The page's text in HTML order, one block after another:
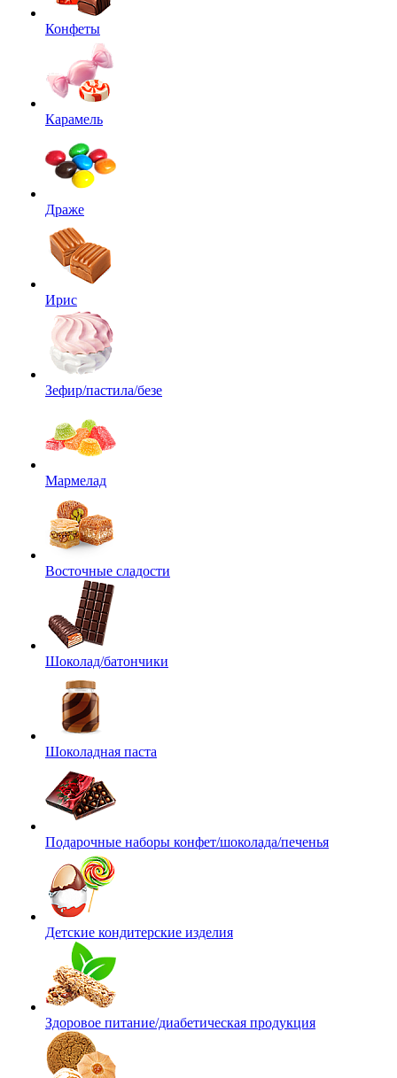
Конфеты
Карамель
Драже
Ирис
Зефир/пастила/безе
Мармелад
Восточные сладости
Шоколад/батончики
Шоколадная паста
Подарочные наборы конфет/шоколада/печенья
Детские кондитерские изделия
Здоровое питание/диабетическая продукция